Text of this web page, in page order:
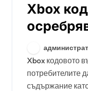
Xbox
акаунт,
Xbox кодовото възстановяване позволява на
потребителите
съдържание